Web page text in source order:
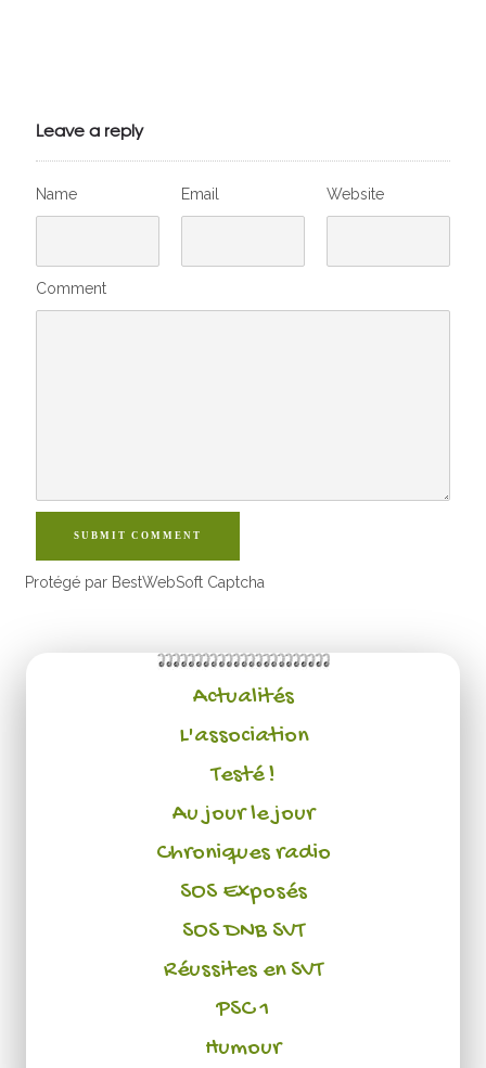
Leave a reply
Name Email Website
Comment
SUBMIT COMMENT
Protégé par BestWebSoft Captcha
Actualités
L'association
Testé !
Au jour le jour
Chroniques radio
SOS Exposés
SOS DNB SVT
Réussites en SVT
PSC 1
Humour